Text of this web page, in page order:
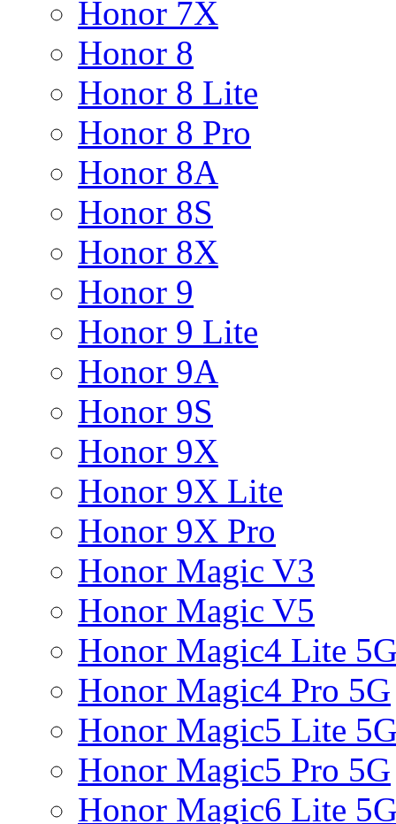
Honor 7X
Honor 8
Honor 8 Lite
Honor 8 Pro
Honor 8A
Honor 8S
Honor 8X
Honor 9
Honor 9 Lite
Honor 9A
Honor 9S
Honor 9X
Honor 9X Lite
Honor 9X Pro
Honor Magic V3
Honor Magic V5
Honor Magic4 Lite
Honor Magic4 Pro 5G
Honor Magic5 Lite
Honor Magic5 Pro 5G
Honor Magic6 Lite